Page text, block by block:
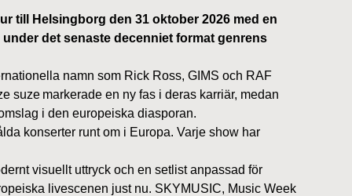
till Helsingborg den 31 oktober 2026 med en
det senaste decenniet format genrens
namn som Rick Ross, GIMS och RAF
suze markerade en ny fas i deras karriär, medan
i den europeiska diasporan.
konserter runt om i Europa. Varje show har
visuellt uttryck och en setlist anpassad för
livescenen just nu. SKYMUSIC, Music Week